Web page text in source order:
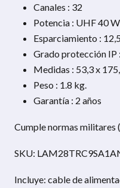
Canales : 32
Potencia : UHF 40 W
Esparciamiento :
Grado protección IP
Medidas : 53,3 x
Peso : 1.8 kg.
Garantía : 2 años
Cumple normas
SKU:
Incluye: cable de